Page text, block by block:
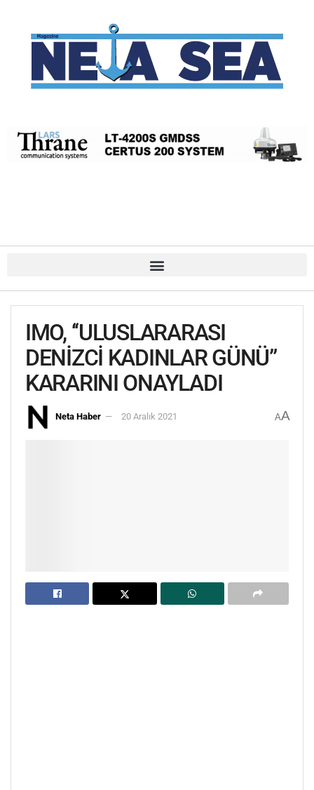
IMO, ‘‘ULUSLARARASI
DENİZCİ KADINLAR GÜNÜ”
KARARINI ONAYLADI
Neta Haber 20 Aralık 2021 AA